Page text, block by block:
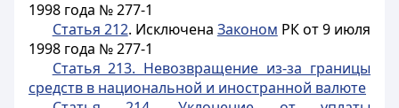
1998 года № 277-1
Статья 212. Исключена Законом РК от 9 июля
1998 года № 277-1
Статья 213. Невозвращение из-за границы
средств в национальной и иностранной валюте